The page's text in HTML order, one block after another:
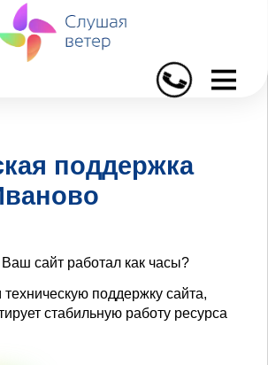
I
поддержка
сайт работал как часы?
поддержку сайта,
стабильную работу ресурса